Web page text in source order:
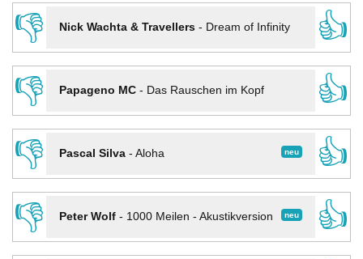
👎
Nick Wachta & Travellers- Dream of Infinity
👍
👎
Papageno MC- Das Rauschen im Kopf
👍
👎
neu
Pascal Silva- Aloha
👍
👎
neu
Peter Wolf- 1000 Meilen - Akustikversion
👍